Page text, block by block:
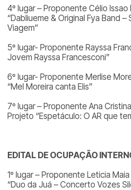
4º lugar – Proponente Célio Issao
“Dabliueme & Original Fya Band
Viagem”
5º lugar- Proponente Rayssa
Jovem Rayssa Francesconi”
6º lugar- Proponente Merlise
“Mel Moreira canta Elis”
7º lugar – Proponente Ana
Projeto “Espetáculo: O AR que
EDITAL DE OCUPAÇÃO
1º lugar – Proponente Leticia
“Duo da Juá – Concerto Vozes